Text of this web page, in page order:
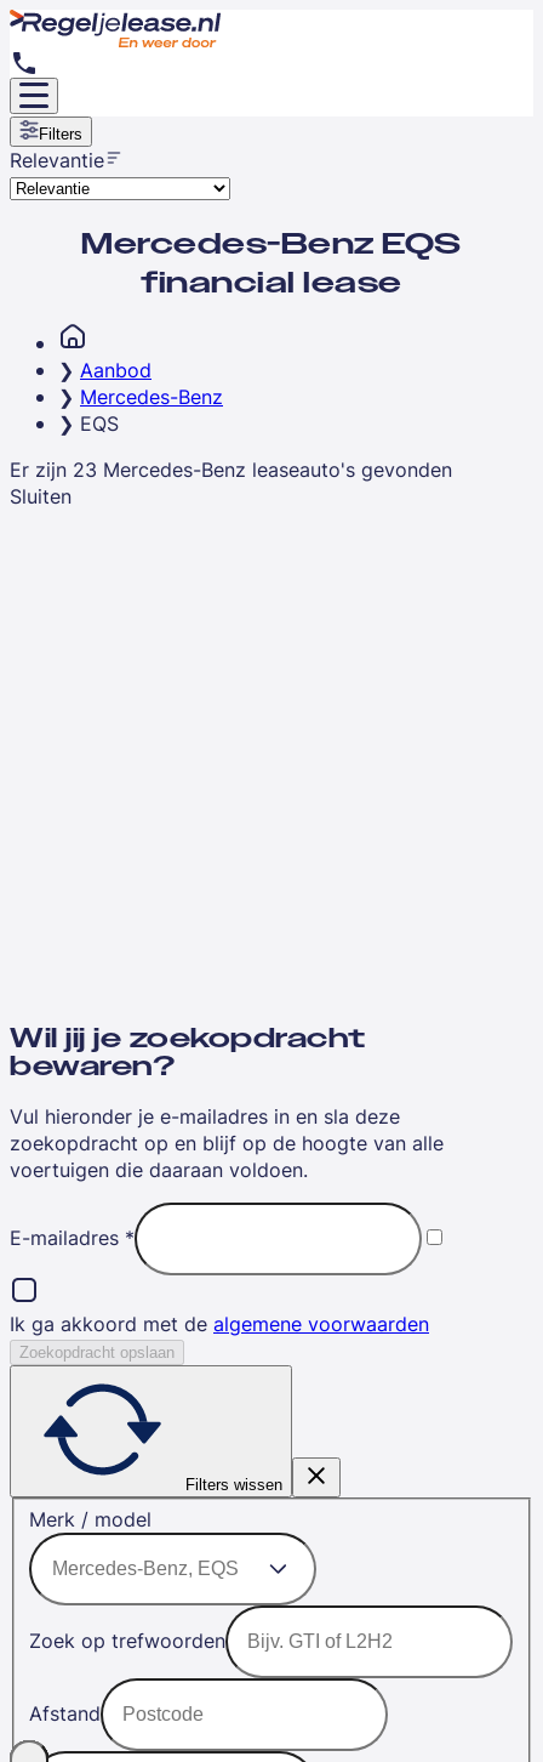
Filters
Relevantie
Mercedes-Benz EQS
financial lease
Aanbod
Mercedes-Benz
EQS
Er zijn 23 Mercedes-Benz leaseauto's gevonden
Sluiten
Wil jij je zoekopdracht
bewaren?
Vul hieronder je e-mailadres in en sla deze
zoekopdracht op en blijf op de hoogte van alle
voertuigen die daaraan voldoen.
E-mailadres *
Ik ga akkoord met de algemene voorwaarden
Zoekopdracht opslaan
Filters wissen
Merk / model
Zoek op trefwoorden
Afstand